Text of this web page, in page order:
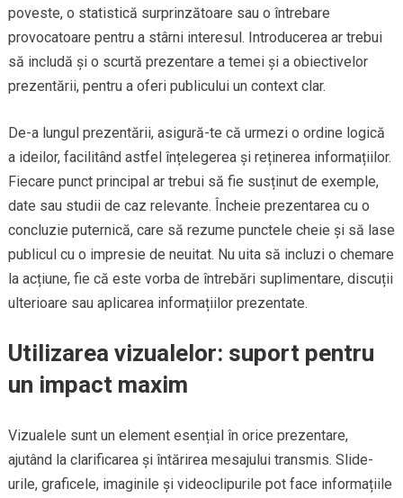
poveste, o statistică surprinzătoare sau o întrebare
provocatoare pentru a stârni interesul. Introducerea ar trebui
să includă și o scurtă prezentare a temei și a obiectivelor
prezentării, pentru a oferi publicului un context clar.
De-a lungul prezentării, asigură-te că urmezi o ordine logică
a ideilor, facilitând astfel înțelegerea și reținerea informațiilor.
Fiecare punct principal ar trebui să fie susținut de exemple,
date sau studii de caz relevante. Încheie prezentarea cu o
concluzie puternică, care să rezume punctele cheie și să lase
publicul cu o impresie de neuitat. Nu uita să incluzi o chemare
la acțiune, fie că este vorba de întrebări suplimentare, discuții
ulterioare sau aplicarea informațiilor prezentate.
Utilizarea vizualelor: suport pentru
un impact maxim
Vizualele sunt un element esențial în orice prezentare,
ajutând la clarificarea și întărirea mesajului transmis. Slide-
urile, graficele, imaginile și videoclipurile pot face informațiile